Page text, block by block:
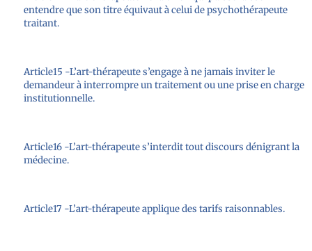
entendre que son titre équivaut à celui de psychothérapeute
traitant.
Article15 -L’art-thérapeute s’engage à ne jamais inviter le
demandeur à interrompre un traitement ou une prise en charge
institutionnelle.
Article16 -L’art-thérapeute s’interdit tout discours dénigrant la
médecine.
Article17 -L’art-thérapeute applique des tarifs raisonnables.